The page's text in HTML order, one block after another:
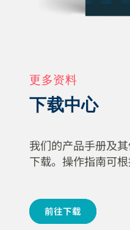
更多资料
下载中心
我们的产品手册及其
下载。操作指南可根